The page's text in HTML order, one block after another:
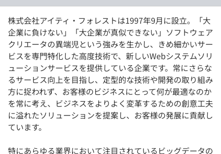
法人向けプラン
学校向けプラン
契約内容・クーポン
株式会社アイティ・フォレストは1997年9月に設立。「大
企業に負けない」「大企業が真似できない」ソフトウェア
クリエータの異端児という強みを生かし、きめ細かいサー
ビスを専門特化した高度技術で、新しいWebシステムソリ
ューションサービスを提供している企業です。常にさらな
るサービス向上を目指し、定型的な技術や開発の取り組み
方に捉われず、お客様のビジネスにとって何が最適なのか
を常に考え、ビジネスをよりよく変革するための創意工夫
に溢れたソリューションを提案し、お客様の発展に貢献し
ています。
特にあらゆる業界において注目されているビッグデータの